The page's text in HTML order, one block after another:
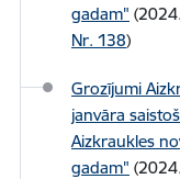
gadam"
Nr. 138)
Grozījumi
janvāra
Aizkraukles
gadam"